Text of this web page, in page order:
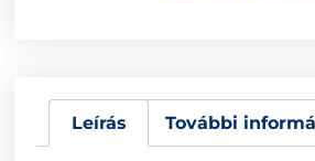
Leírás További